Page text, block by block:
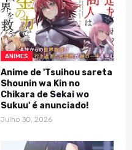
ANIMES
Anime de 'Tsuihou sareta
Shounin wa Kin no
Chikara de Sekai wo
Sukuu' é anunciado!
Julho 30, 2026